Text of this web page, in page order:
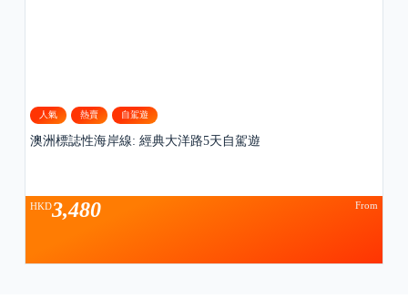
人氣 熱賣 自駕遊
澳洲標誌性海岸線: 經典大洋路5天自駕遊
From
HKD3,480